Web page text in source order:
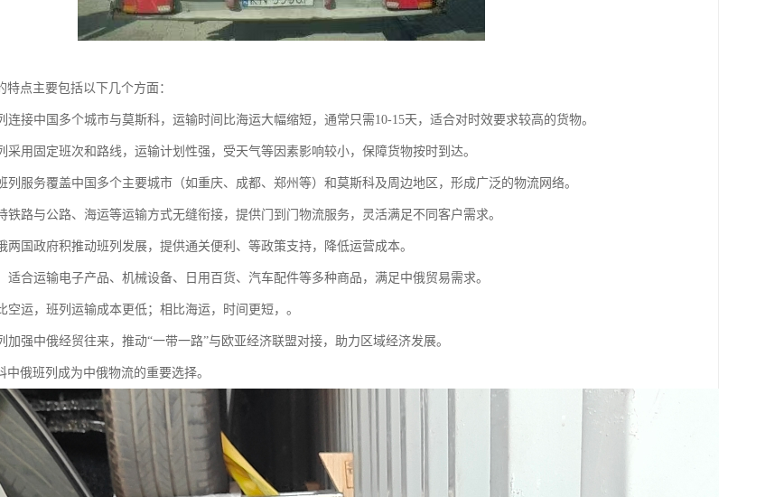
特点主要包括以下几个方面：
连接中国多个城市与莫斯科，运输时间比海运大幅缩短，通常只需10-15天，适合对时效要求较高的货物。
采用固定班次和路线，运输计划性强，受天气等因素影响较小，保障货物按时到达。
列服务覆盖中国多个主要城市（如重庆、成都、郑州等）和莫斯科及周边地区，形成广泛的物流网络。
铁路与公路、海运等运输方式无缝衔接，提供门到门物流服务，灵活满足不同客户需求。
两国政府积推动班列发展，提供通关便利、等政策支持，降低运营成本。
适合运输电子产品、机械设备、日用百货、汽车配件等多种商品，满足中俄贸易需求。
空运，班列运输成本更低；相比海运，时间更短，。
加强中俄经贸往来，推动“一带一路”与欧亚经济联盟对接，助力区域经济发展。
中俄班列成为中俄物流的重要选择。